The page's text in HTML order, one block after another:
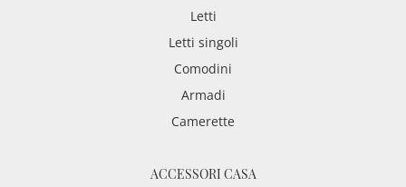
Letti
Letti singoli
Comodini
Armadi
Camerette
ACCESSORI CASA